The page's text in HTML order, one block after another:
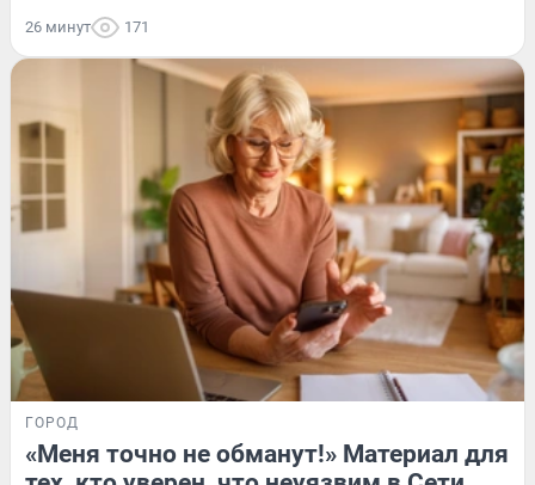
26 минут 171
ГОРОД
«Меня точно не обманут!» Материал для